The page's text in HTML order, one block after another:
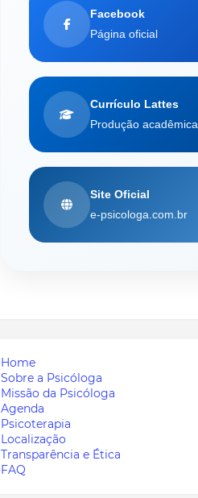
Facebook
Página oficial
Currículo Lattes
Produção acadêmica
Site Oficial
e-psicologa.com.br
Home
Sobre a Psicóloga
Missão da Psicóloga
Agenda
Psicoterapia
Localização
Transparência e Ética
FAQ